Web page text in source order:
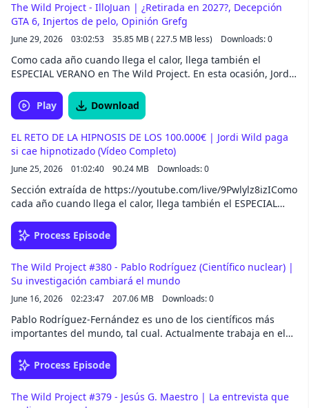
sobre extraterrestres, pirámides y civilizaciones perdidas-
Reto hipnosis: Jordi Wild dará 100.000€ a un hipnotista si
consigue hipnotizarlo- Tertulia, risas, cocktails... y mucho
más.
The Wild Project - IlloJuan | ¿Retirada en 2027?, Decepción
GTA 6, Injertos de pelo, Opinión Grefg
June 29, 2026 03:02:53 35.85 MB ( 227.5 MB less) Downloads: 0
Como cada año cuando llega el calor, llega también el
ESPECIAL VERANO en The Wild Project. En esta ocasión, Jordi
que va a ser histórico:- IlloJuan como invitado-
ReaccionaExplota trayendo experimentos químicos
sobre extraterrestres, pirámides y civilizaciones perdidas-
Reto hipnosis: Jordi Wild dará 100.000€ a un hipnotista si
consigue hipnotizarlo- Tertulia, risas, cocktails... y mucho
más.
Play Download
EL RETO DE LA HIPNOSIS DE LOS 100.000€ | Jordi Wild paga
si cae hipnotizado (Vídeo Completo)
June 25, 2026 01:02:40 90.24 MB Downloads: 0
Sección extraída de https://youtube.com/live/9Pwlylz8izIComo
cada año cuando llega el calor, llega también el ESPECIAL
toda la carne en el asador y prepara un directo que va a ser
histórico:- IlloJuan como invitado- ReaccionaExplota trayendo
arqueólogos y expertos en ovnis sobre extraterrestres,
pirámides y civilizaciones perdidas- Reto hipnosis: Jordi Wild
dará 100.000€ a un hipnotista si consigue hipnotizarlo-
Tertulia, risas, cocktails... y mucho más.
Process Episode
The Wild Project #380 - Pablo Rodríguez (Científico nuclear) |
Su investigación cambiará el mundo
June 16, 2026 02:23:47 207.06 MB Downloads: 0
Pablo Rodríguez-Fernández es uno de los científicos más
importantes del mundo, tal cual. Actualmente trabaja en el
que puede cambiarlo absolutamente todo: la fusión nuclear.
Dicho fácil: crear nuestros propios “soles” en la Tierra, para
pierdas este podcast, porque hablamos de una de las
Process Episode
The Wild Project #379 - Jesús G. Maestro | La entrevista que